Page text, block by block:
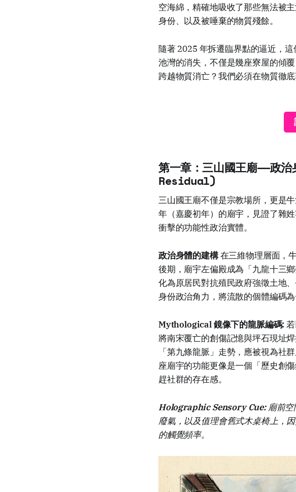
空海綿，精確地吸收了那些無法被
身份、以及被唾棄的物質殘餘。
隨著 2025 年拆遷臨界點的逼近，
池灣的消失，不僅是幾座寮屋的傾
跨越物質消亡？我們必須在物質徹
第一章：三山國王廟——
Residual)
三山國王廟不僅是宗教場所，更是
年（嘉慶初年）的廟宇，見證了雜
衝擊的功能性政治實體。
政治身體的建構在三維物理層面，
後期，廟宇左偏殿成為「九龍十三
化為原居民對抗殖民政府強徵土地
身份政治角力，將流散的個體編碼為
Mythological 鏡像下的龍脈編碼:
將南宋覆亡的創傷記憶與坪石現址
「第九條龍脈」走勢，應被視為社
座廟宇的功能更像是一個「歷史創
趕社群的存在感。
Holographic Sensory Cue:廟前空
廢氣，以及值理會舊式木桌椅上，
的觸覺頻率。